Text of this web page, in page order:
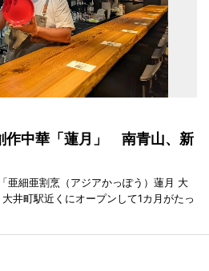
作中華「蓮月」 南青山、新
亜細亜割烹（アジアかっぽう）蓮月 大
井町駅近くにオープンして1カ月がたっ